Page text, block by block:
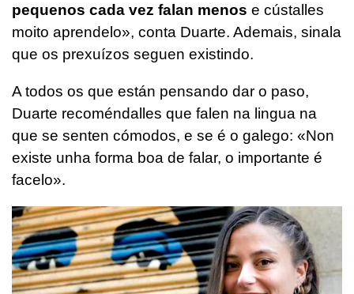
pequenos cada vez falan menos e cústalles
moito aprendelo», conta Duarte. Ademais, sinala
que os prexuízos seguen existindo.
A todos os que están pensando dar o paso,
Duarte recoméndalles que falen na lingua na
que se senten cómodos, e se é o galego: «Non
existe unha forma boa de falar, o importante é
facelo».